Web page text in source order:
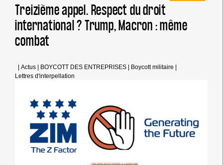
S’ENFONCE
DANS
LA
COMPLICITÉ !
Treizième appel. Respect du droit
international ? Trump, Macron : même
combat
|Actus BOYCOTT DES ENTREPRISES Boycott militaire
Lettres d'interpellation